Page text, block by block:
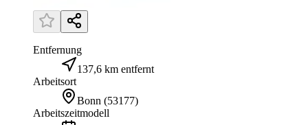
Entfernung
137,6 km entfernt
Arbeitsort
Bonn (53177)
Arbeitszeitmodell